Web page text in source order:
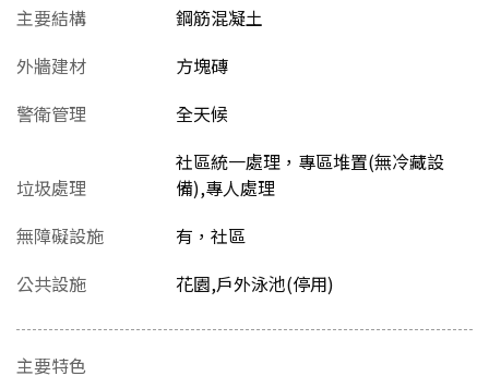
主要結構
鋼筋混凝土
外牆建材
方塊磚
警衛管理
全天候
垃圾處理
社區統一處理，專區堆置(無冷藏設
備),專人處理
無障礙設施
有，社區
公共設施
花園,戶外泳池(停用)
主要特色